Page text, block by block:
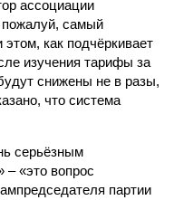
ассоциации
самый
как подчёркивает
изучения тарифы за
снижены не в разы,
что система
серьёзным
– «это вопрос
партии